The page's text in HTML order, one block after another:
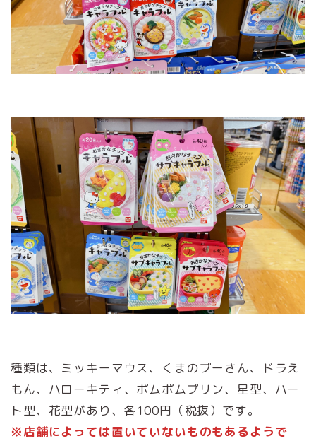
種類は、ミッキーマウス、くまのプーさん、ドラえ
もん、ハローキティ、ポムポムプリン、星型、ハー
ト型、花型があり、各100円（税抜）です。
※店舗によっては置いていないものもあるようで